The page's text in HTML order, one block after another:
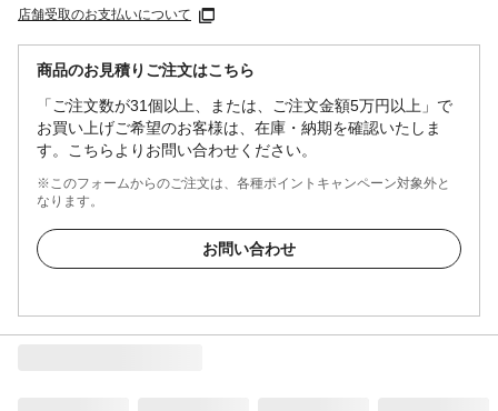
店舗受取のお支払いについて
商品のお見積りご注文はこちら
「ご注文数が31個以上、または、ご注文金額5万円以上」で
お買い上げご希望のお客様は、在庫・納期を確認いたしま
す。こちらよりお問い合わせください。
※このフォームからのご注文は、各種ポイントキャンペーン対象外と
なります。
お問い合わせ